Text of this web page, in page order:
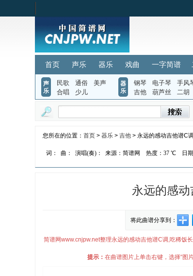
首页 声乐 器乐 戏曲 一字简谱
声
乐
民歌 通俗
美声
合唱
少儿
器
乐
钢琴 电子琴 手风
吉他
葫芦丝 二胡
您所在的位置： 首页 > 器乐 > 吉他 > 永远的感动吉他谱C
词： 曲： 演唱(奏)： 来源：简谱网 热度： 37 ℃ 日
永远的感
将此曲谱分享到：
简谱网www.cnjpw.net整理永远的感动吉他谱C调,吃稀饭
提示： 在曲谱图片上单击右键，选择“图